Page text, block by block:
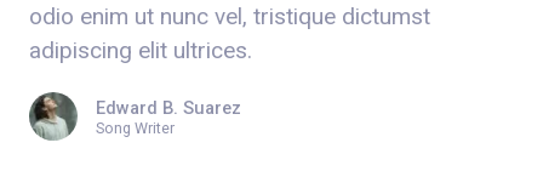
odio enim ut nunc vel, tristique dictumst
adipiscing elit ultrices.
Edward B. Suarez
Song Writer